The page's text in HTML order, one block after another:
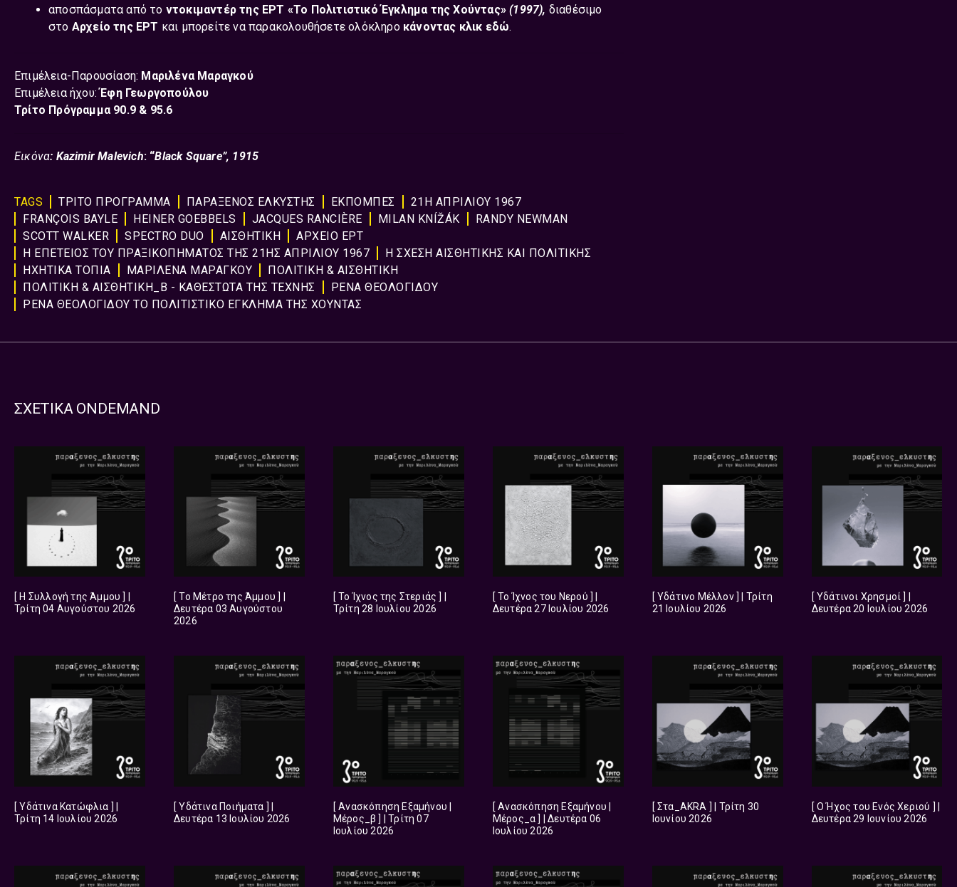
αποσπάσματα από το ντοκιμαντέρ της ΕΡΤ «Το Πολιτιστικό Έγκλημα της Χούντας»(1997), διαθέσιμο
στο Αρχείο της ΕΡΤ και μπορείτε να παρακολουθήσετε ολόκληρο κάνοντας κλικ εδώ.
Επιμέλεια-Παρουσίαση: Μαριλένα Μαραγκού
Επιμέλεια ήχου:Έφη Γεωργοπούλου
Τρίτο Πρόγραμμα 90.9 & 95.6
Εικόνα: Kazimir Malevich: “Black Square”, 1915
TAGS ΤΡΙΤΟ ΠΡΟΓΡΑΜΜΑ ΠΑΡΑΞΕΝΟΣ ΕΛΚΥΣΤΗΣ ΕΚΠΟΜΠΈΣ
21Η ΑΠΡΙΛΙΟΥ 1967
FRANÇOIS BAYLE
HEINER GOEBBELS JACQUES RANCIÈRE MILAN KNÍŽÁK
RANDY NEWMAN
SCOTT WALKER
SPECTRO DUO ΑΙΣΘΗΤΙΚΗ
ΑΡΧΕΙΟ ΕΡΤ
Η ΕΠΕΤΕΙΟΣ ΤΟΥ ΠΡΑΞΙΚΟΠΗΜΑΤΟΣ ΤΗΣ 21ΗΣ ΑΠΡΙΛΙΟΥ 1967
Η ΣΧΕΣΗ ΑΙΣΘΗΤΙΚΗΣ ΚΑΙ ΠΟΛΙΤΙΚΗΣ
ΗΧΗΤΙΚΑ ΤΟΠΙΑ
ΜΑΡΙΛΕΝΑ ΜΑΡΑΓΚΟΥ
ΠΟΛΙΤΙΚΗ & ΑΙΣΘΗΤΙΚΗ
ΠΟΛΙΤΙΚΗ & ΑΙΣΘΗΤΙΚΗ_Β - ΚΑΘΕΣΤΩΤΑ ΤΗΣ ΤΕΧΝΗΣ
ΡΕΝΑ ΘΕΟΛΟΓΙΔΟΥ
ΡΕΝΑ ΘΕΟΛΟΓΙΔΟΥ ΤΟ ΠΟΛΙΤΙΣΤΙΚΟ ΕΓΚΛΗΜΑ ΤΗΣ ΧΟΥΝΤΑΣ
ΣΧΕΤΙΚΑ ONDEMAND
[ Η Συλλογή της Άμμου ] |
Τρίτη 04 Αυγούστου 2026
[ Το Μέτρο της Άμμου ] |
Δευτέρα 03 Αυγούστου
2026
[ Το Ίχνος της Στεριάς ] |
Τρίτη 28 Ιουλίου 2026
[ Το Ίχνος του Νερού ] |
Δευτέρα 27 Ιουλίου 2026
[ Υδάτινο Μέλλον ] | Τρίτη
21 Ιουλίου 2026
[ Υδάτινοι Χρησμοί ] |
Δευτέρα 20 Ιουλίου 2026
[ Υδάτινα Κατώφλια ] |
Τρίτη 14 Ιουλίου 2026
[ Υδάτινα Ποιήματα ] |
Δευτέρα 13 Ιουλίου 2026
[ Ανασκόπηση Εξαμήνου |
Μέρος_β ] | Τρίτη 07
Ιουλίου 2026
[ Ανασκόπηση Εξαμήνου |
Μέρος_α ] | Δευτέρα 06
Ιουλίου 2026
[ Στα_AKRA ] | Τρίτη 30
Ιουνίου 2026
[ Ο Ήχος του Ενός Χεριού ] |
Δευτέρα 29 Ιουνίου 2026